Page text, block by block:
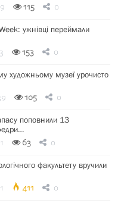
115 0
ужнівці переймали
153 0
художньому музеї урочисто
105 0
поповнили 13
63 0
факультету вручили
411 0